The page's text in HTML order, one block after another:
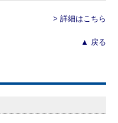
> 詳細はこちら
▲ 戻る